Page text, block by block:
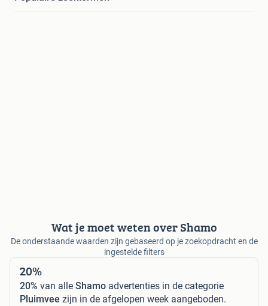
Wat je moet weten over Shamo
De onderstaande waarden zijn gebaseerd op je zoekopdracht en de
ingestelde filters
20%
20% van alle Shamo advertenties in de categorie
Pluimvee zijn in de afgelopen week aangeboden.